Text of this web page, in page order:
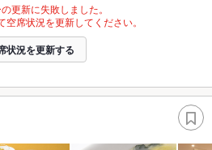
更新に失敗しました。
席状況を更新してください。
状況を更新する